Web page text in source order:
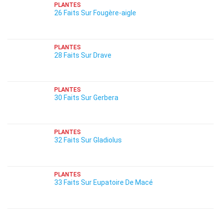
PLANTES
26 Faits Sur Fougère-aigle
PLANTES
28 Faits Sur Drave
PLANTES
30 Faits Sur Gerbera
PLANTES
32 Faits Sur Gladiolus
PLANTES
33 Faits Sur Eupatoire De Macé